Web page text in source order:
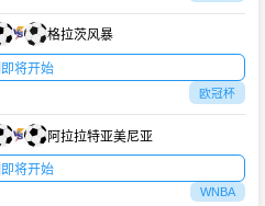
格拉茨风暴
即将开始
欧冠杯
阿拉拉特亚美尼亚
即将开始
WNBA